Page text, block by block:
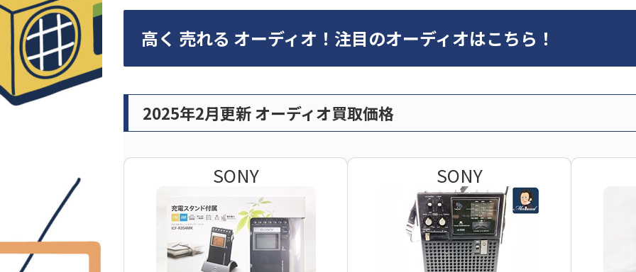
高く 売れる オーディオ！注目のオーディオはこちら！
2025年2月更新 オーディオ買取価格
SONY SONY